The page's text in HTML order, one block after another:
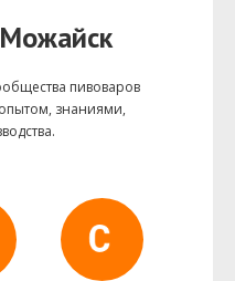
пивоваров
знаниями,